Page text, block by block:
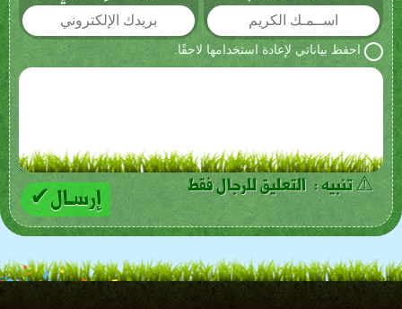
احفظ بياناتي لإعادة استخدامها لاحقًا.
⚠ تنبيه : التعليق للرجال فقط